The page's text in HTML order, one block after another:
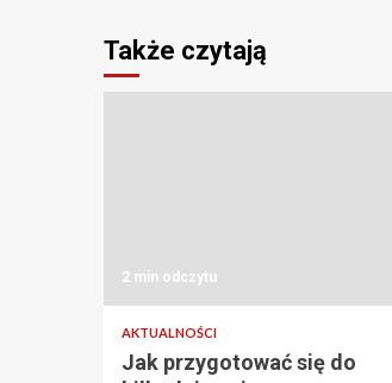
Także czytają
2 min odczytu
AKTUALNOŚCI
Jak przygotować się do